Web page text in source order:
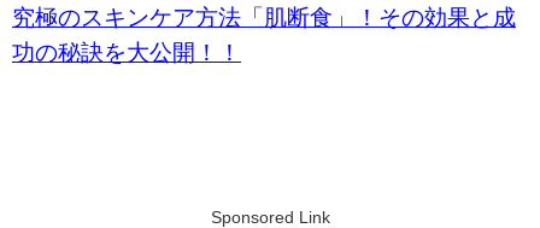
究極のスキンケア方法「肌断食」！その効果と成
功の秘訣を大公開！！
Sponsored Link